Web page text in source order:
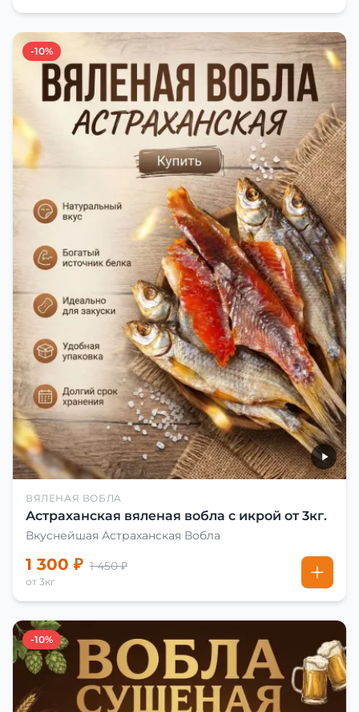
-10%
ВЯЛЕНАЯ ВОБЛА
Астраханская вяленая вобла с икрой от 3кг.
Вкуснейшая Астраханская Вобла
1 300 ₽ 1 450 ₽
от 3кг
-10%